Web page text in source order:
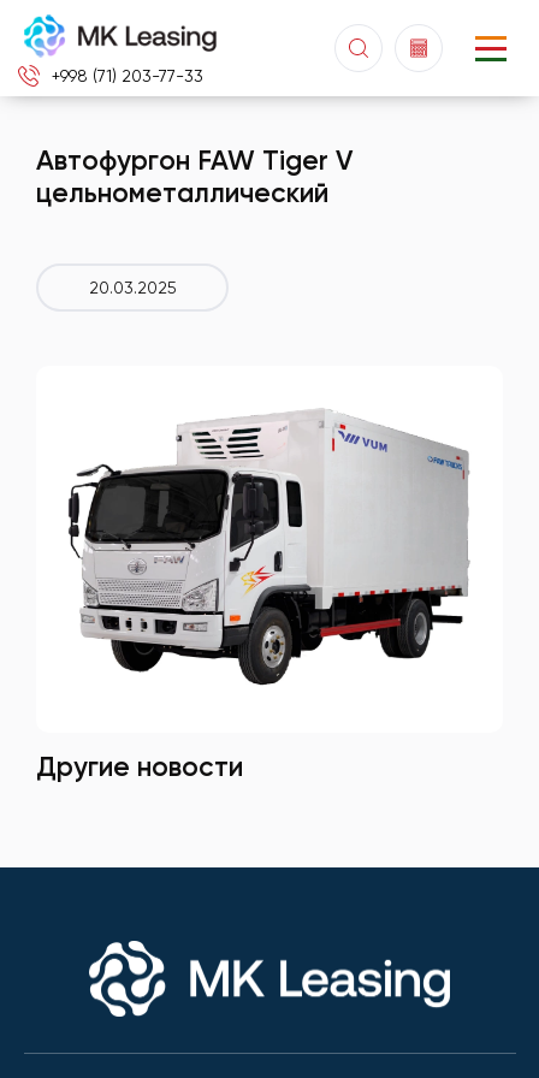
+998 (71) 203-77-33
Автофургон FAW Tiger V
цельнометаллический
20.03.2025
Другие новости